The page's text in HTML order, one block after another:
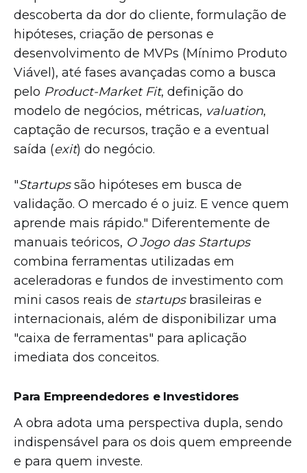
descoberta da dor do cliente, formulação de
hipóteses, criação de personas e
desenvolvimento de MVPs (Mínimo Produto
Viável), até fases avançadas como a busca
pelo Product-Market Fit, definição do
modelo de negócios, métricas, valuation,
captação de recursos, tração e a eventual
saída (exit) do negócio.
"Startupssão hipóteses em busca de
validação. O mercado é o juiz. E vence quem
aprende mais rápido." Diferentemente de
manuais teóricos, O Jogo das Startups
combina ferramentas utilizadas em
aceleradoras e fundos de investimento com
mini casos reais de startupsbrasileiras e
internacionais, além de disponibilizar uma
"caixa de ferramentas" para aplicação
imediata dos conceitos.
Para Empreendedores e Investidores
A obra adota uma perspectiva dupla, sendo
indispensável para os dois quem empreende
e para quem investe.